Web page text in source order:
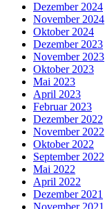
Dezember 2024
November 2024
Oktober 2024
Dezember 2023
November 2023
Oktober 2023
Mai 2023
April 2023
Februar 2023
Dezember 2022
November 2022
Oktober 2022
September 2022
Mai 2022
April 2022
Dezember 2021